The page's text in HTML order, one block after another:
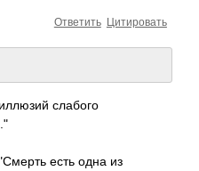
Цитировать
Ответить
слабого
есть одна из